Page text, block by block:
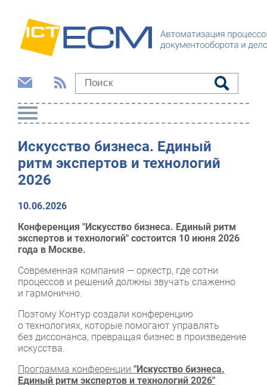
Искусство бизнеса. Единый
ритм экспертов и технологий
2026
10.06.2026
Конференция "Искусство бизнеса. Единый ритм
экспертов и технологий" состоится 10 июня 2026
года в Москве.
Современная компания — оркестр, где сотни
процессов и решений должны звучать слаженно
и гармонично.
Поэтому Контур создали конференцию
о технологиях, которые помогают управлять
без диссонанса, превращая бизнес в произведение
искусства.
Программа конференции "Искусство бизнеса.
Единый ритм экспертов и технологий 2026"